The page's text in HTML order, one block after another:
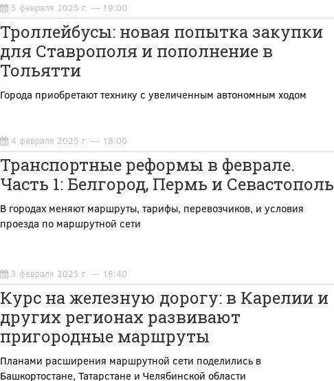
5 февраля 2025 г. — 19:00
Троллейбусы: новая попытка закупки
для Ставрополя и пополнение в
Тольятти
Города приобретают технику с увеличенным автономным ходом
4 февраля 2025 г. — 18:00
Транспортные реформы в феврале.
Часть 1: Белгород, Пермь и Севастополь
В городах меняют маршруты, тарифы, перевозчиков, и условия
проезда по маршрутной сети
3 февраля 2025 г. — 18:40
Курс на железную дорогу: в Карелии и
других регионах развивают
пригородные маршруты
Планами расширения маршрутной сети поделились в
Башкортостане, Татарстане и Челябинской области